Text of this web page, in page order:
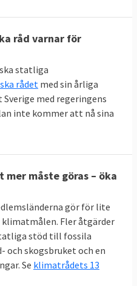
och
EU till 2030 minska
med 34
Mtoe. Här finns
på enskilda
i EU ska fördubblas
minst 42,5 procent,
har i särklass
energi bland
2023. Inte heller här
på enskilda
är gemensamt.
råd varnar för
statliga
rådet med sin årliga
med regeringens
inte kommer att nå sina
mer måste göras – öka
gör för lite
Fler åtgärder
stöd till fossila
och skogsbruket och en
Se klimatrådets 13